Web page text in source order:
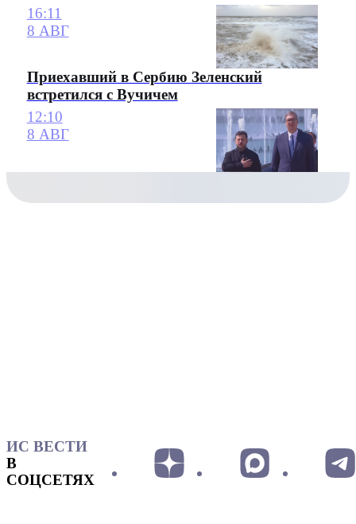
16:11
8 АВГ
Приехавший в Сербию Зеленский
встретился с Вучичем
12:10
8 АВГ
ИС ВЕСТИ
В
СОЦСЕТЯХ